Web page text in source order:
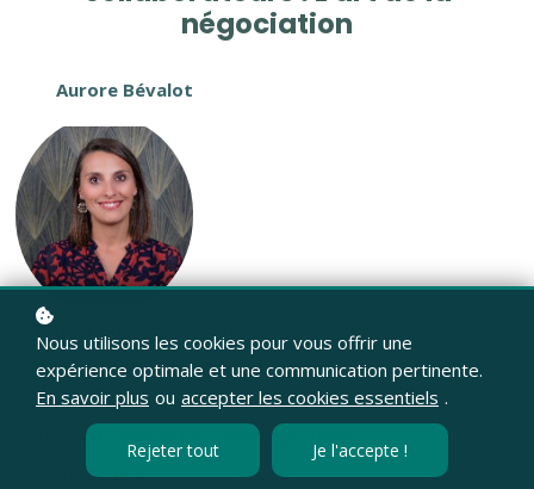
négociation
Aurore Bévalot
Expert en communication
Mon offre de prestation
Objectif :
Utiliser l'art de la négociation
Public cible :
Nous utilisons les cookies pour vous offrir une
expérience optimale et une communication pertinente.
En savoir plus ou accepter les cookies essentiels .
Rejeter tout Je l'accepte !